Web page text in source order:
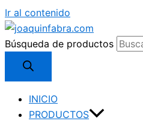
Ir al contenido
Búsqueda de productos
INICIO
PRODUCTOS